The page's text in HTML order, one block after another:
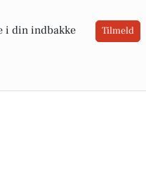
i din indbakke Tilmeld